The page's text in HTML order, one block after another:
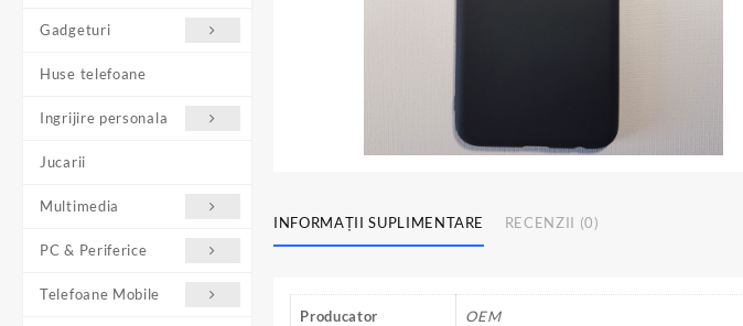
Gadgeturi
Huse telefoane
Ingrijire personala
Jucarii
Multimedia
PC & Periferice
Telefoane Mobile
INFORMAȚII SUPLIMENTARE RECENZII (0)
Producator OEM